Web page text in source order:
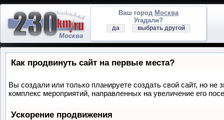
Москва
Ваш город Москва
Угадали?
да выбрать другой
Как продвинуть сайт на первые места?
Вы создали или только планируете создать свой сайт, но
комплекс мероприятий, направленных на увеличение его
Ускорение продвижения